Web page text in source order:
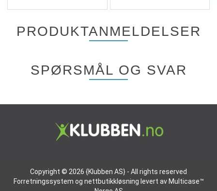
PRODUKTANMELDELSER
SPØRSMÅL OG SVAR
Copyright © 2026 {Klubben AS} - All rights reserved
Forretningssystem og nettbutikkløsning levert avMulticase™